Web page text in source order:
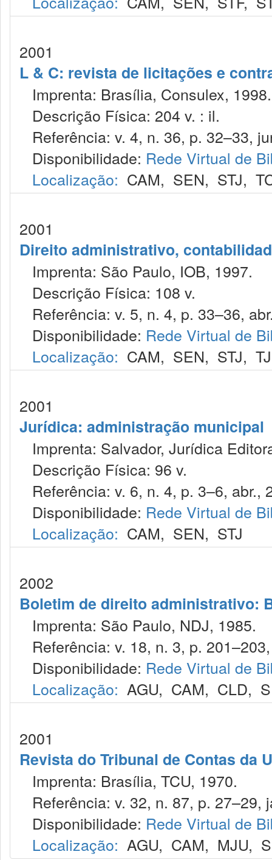
2001
L & C: revista de licitações e
Imprenta: Brasília, Consulex, 1998.
Descrição Física: 204 v. : il.
Referência: v. 4, n. 36, p. 32–33,
Disponibilidade: Rede Virtual de
Localização: CAM, SEN, STJ,
2001
Direito administrativo,
Imprenta: São Paulo, IOB, 1997.
Descrição Física: 108 v.
Referência: v. 5, n. 4, p. 33–36,
Disponibilidade: Rede Virtual de
Localização: CAM, SEN, STJ,
2001
Jurídica: administração municipal
Imprenta: Salvador, Jurídica
Descrição Física: 96 v.
Referência: v. 6, n. 4, p. 3–6, abr.,
Disponibilidade: Rede Virtual de
Localização: CAM, SEN, STJ
2002
Boletim de direito administrativo:
Imprenta: São Paulo, NDJ, 1985.
Referência: v. 18, n. 3, p.
Disponibilidade: Rede Virtual de
Localização: AGU, CAM, CLD,
2001
Revista do Tribunal de Contas da
Imprenta: Brasília, TCU, 1970.
Referência: v. 32, n. 87, p. 27–29,
Disponibilidade: Rede Virtual de
Localização: AGU, CAM, MJU,